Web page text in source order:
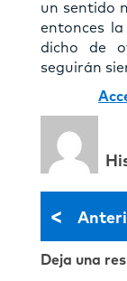
un sentido
entonces la
dicho de
seguirán
<
Deja una